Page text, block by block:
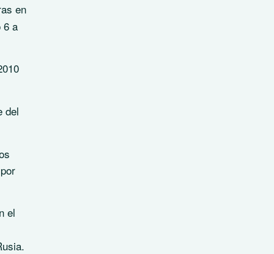
en
6 a
del
el